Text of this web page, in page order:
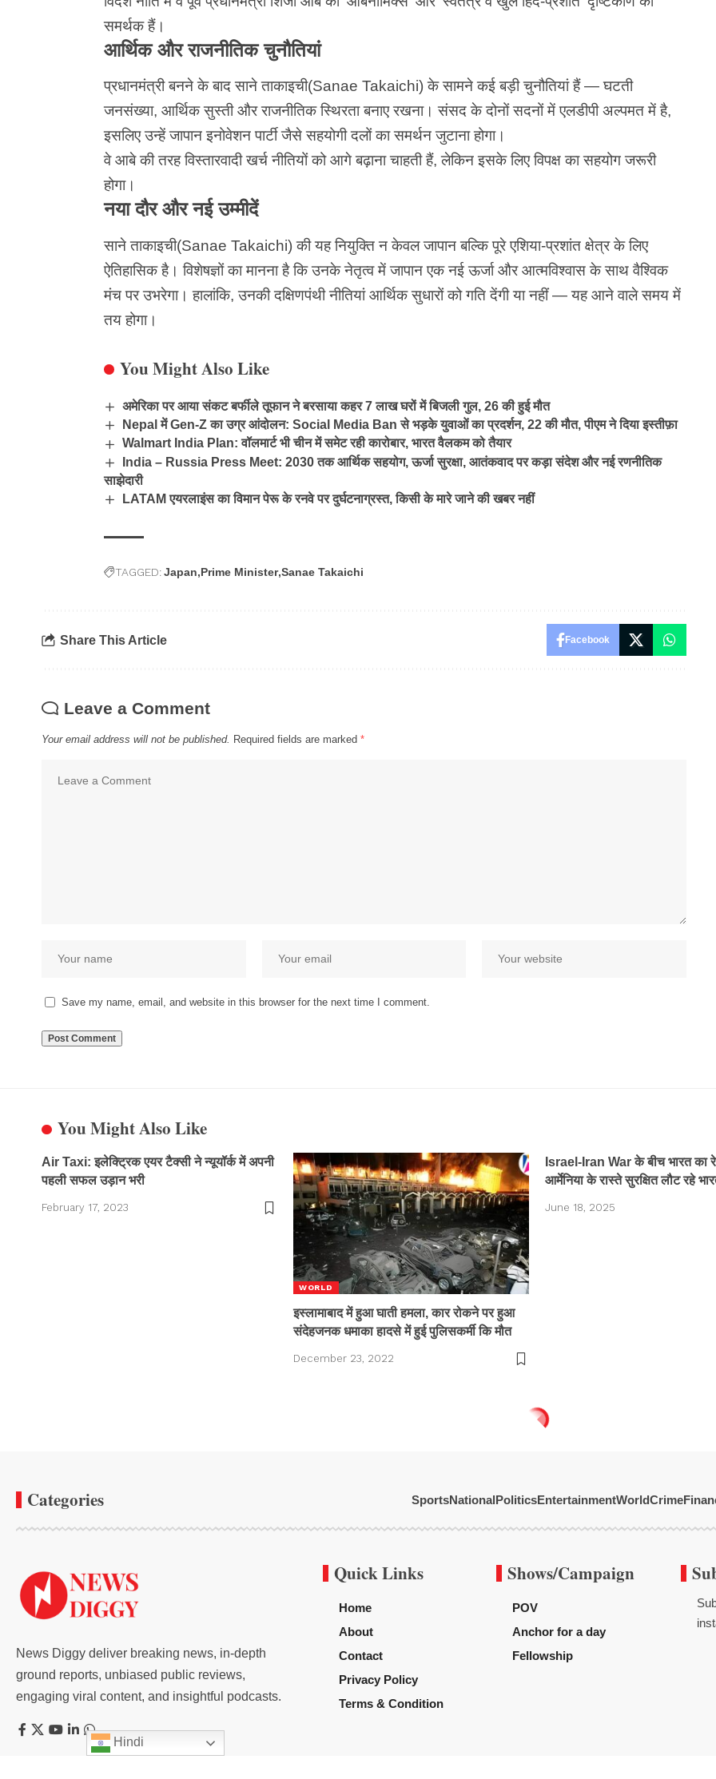
समर्थक हैं।
आर्थिक और राजनीतिक चुनौतियां
प्रधानमंत्री बनने के बाद साने ताकाइची(Sanae Takaichi) के सामने कई बड़ी चुनौतियां हैं — घटती
जनसंख्या, आर्थिक सुस्ती औरराजनीतिकस्थिरता बनाए रखना। संसद के दोनों सदनों में एलडीपी अल्पमत में है,
इसलिए उन्हें जापान इनोवेशन पार्टी जैसे सहयोगी दलों का समर्थन जुटाना होगा।
वे आबे की तरह विस्तारवादी खर्च नीतियों को आगे बढ़ाना चाहती हैं, लेकिन इसके लिए विपक्ष का सहयोग जरूरी
होगा।
नया दौर और नई उम्मीदें
साने ताकाइची(Sanae Takaichi) की यह नियुक्ति न केवल जापान बल्कि पूरे एशिया-प्रशांत क्षेत्र के लिए
ऐतिहासिक है। विशेषज्ञों का मानना है कि उनके नेतृत्व में जापान एक नई ऊर्जा और आत्मविश्वास के साथ वैश्विक
मंच पर उभरेगा। हालांकि, उनकी दक्षिणपंथी नीतियां आर्थिक सुधारों को गति देंगी या नहीं — यह आने वाले समय में
तय होगा।
You Might Also Like
अमेरिका पर आया संकट बर्फीले तूफान ने बरसाया कहर 7 लाख घरों में बिजली गुल, 26 की हुई मौत
Nepal में Gen-Z का उग्र आंदोलन: Social Media Ban से भड़के युवाओं का प्रदर्शन, 22 की मौत, पीएम ने दिया इस्तीफ़ा
Walmart India Plan: वॉलमार्ट भी चीन में समेट रही कारोबार, भारत वैलकम को तैयार
India – Russia Press Meet: 2030 तक आर्थिक सहयोग, ऊर्जा सुरक्षा, आतंकवाद पर कड़ा संदेश और नई रणनीतिक
साझेदारी
LATAM एयरलाइंस का विमान पेरू के रनवे पर दुर्घटनाग्रस्त, किसी के मारे जाने की खबर नहीं
TAGGED:Japan Prime Minister Sanae Takaichi
Share This Article Facebook
Leave a Comment
Your email address will not be published. Required fields are marked *
Save my name, email, and website in this browser for the next time I comment.
You Might Also Like
Air Taxi: इलेक्ट्रिक एयर टैक्सी ने न्यूयॉर्क में अपनी
पहली सफल उड़ान भरी
February 17, 2023
WORLD
इस्लामाबाद में हुआ घाती हमला, कार रोकने पर हुआ
संदेहजनक धमाका हादसे में हुई पुलिसकर्मी कि मौत
December 23, 2022
Israel-Iran War के बीच भारत का
आर्मेनिया के रास्ते सुरक्षित लौट रहे
June 18, 2025
Categories SportsNationalPoliticsEntertainmentWorldCrime
News Diggy deliver breaking news, in-depth
ground reports, unbiased public reviews,
engaging viral content, and insightful podcasts.
Quick Links
Home
About
Contact
Privacy Policy
Terms & Condition
Shows/Campaign
POV
Anchor for a day
Fellowship
Hindi